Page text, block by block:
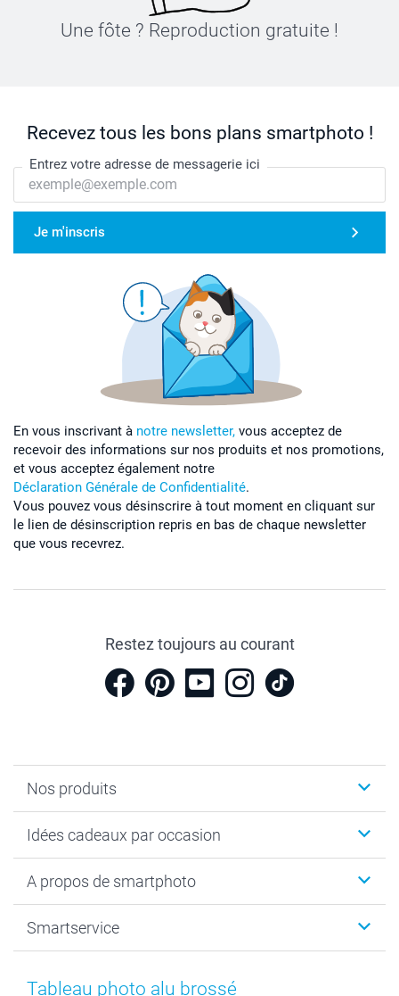
Une fôte ? Reproduction gratuite !
Recevez tous les bons plans smartphoto !
Entrez votre adresse de messagerie ici
Je m'inscris
En vous inscrivant à notre newsletter, vous acceptez de
recevoir des informations sur nos produits et nos promotions,
et vous acceptez également notre
Déclaration Générale de Confidentialité.
Vous pouvez vous désinscrire à tout moment en cliquant sur
le lien de désinscription repris en bas de chaque newsletter
que vous recevrez.
Restez toujours au courant
Nos produits
Calendrier photo & Agenda photo
Tirage photo & agrandissement
Faire-part & Cartes
Coques smartphone
Idées cadeaux par occasion
Anniversaire
Naissance & baptême
Fête des Mères
A propos de smartphoto
Plan du site
Droit de rétraction
Smartservice
Aide
Tableau photo alu brossé